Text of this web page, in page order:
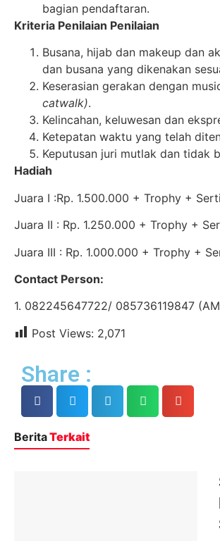
bagian pendaftaran.
Kriteria Penilaian Penilaian
Busana, hijab dan makeup dan
dan busana yang dikenakan
Keserasian gerakan dengan
catwalk).
Kelincahan, keluwesan dan
Ketepatan waktu yang telah
Keputusan juri mutlak dan tidak
Hadiah
Juara I :Rp. 1.500.000 + Trophy +
Juara II : Rp. 1.250.000 + Trophy +
Juara III : Rp. 1.000.000 + Trophy +
Contact Person:
1. 082245647722/ 085736119847
Post Views: 2,071
Share :
BeritaTerkait